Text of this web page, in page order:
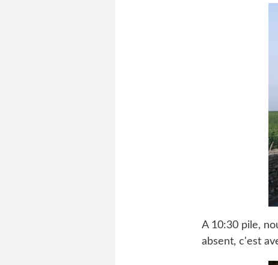
A 10:30 pile,
absent, c'est